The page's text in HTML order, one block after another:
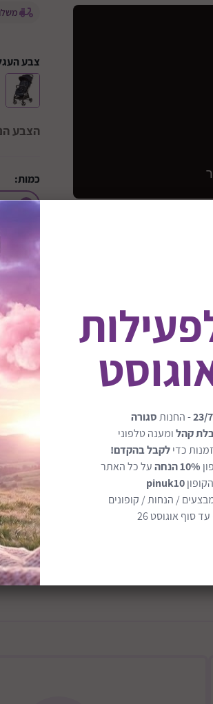
צבע
הצבע
כמות:
טיולון
מציע נוחות מקסימלית
תכונות
ובמהירות, מושלם
משקל נוצה: 7.3 ק"ג בלבד! קל להרמה
23/- החנותסגורה
קהלומענה טלפוני
כדילקבל בהקדם!
10% הנחה
על כל האתר
pinuk10
/ הנחות / קופונים
סוף אוגוסט 26